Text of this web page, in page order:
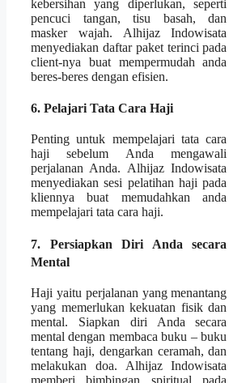
kebersihan yang diperlukan, seperti
pencuci tangan, tisu basah, dan
masker wajah. Alhijaz Indowisata
menyediakan daftar paket terinci pada
client-nya buat mempermudah anda
beres-beres dengan efisien.
6. Pelajari Tata Cara Haji
Penting untuk mempelajari tata cara
haji sebelum Anda mengawali
perjalanan Anda. Alhijaz Indowisata
menyediakan sesi pelatihan haji pada
kliennya buat memudahkan anda
mempelajari tata cara haji.
7. Persiapkan Diri Anda secara
Mental
Haji yaitu perjalanan yang menantang
yang memerlukan kekuatan fisik dan
mental. Siapkan diri Anda secara
mental dengan membaca buku – buku
tentang haji, dengarkan ceramah, dan
melakukan doa. Alhijaz Indowisata
memberi bimbingan spiritual pada